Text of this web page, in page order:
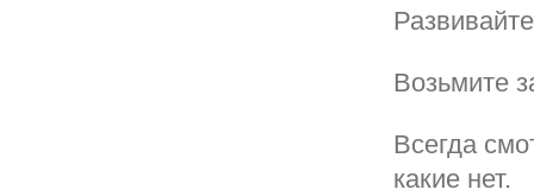
Возьмите
Всегда
какие нет.